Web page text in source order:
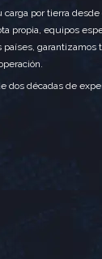
carga por tierra
propia, equipos
garantizamos
dos décadas de